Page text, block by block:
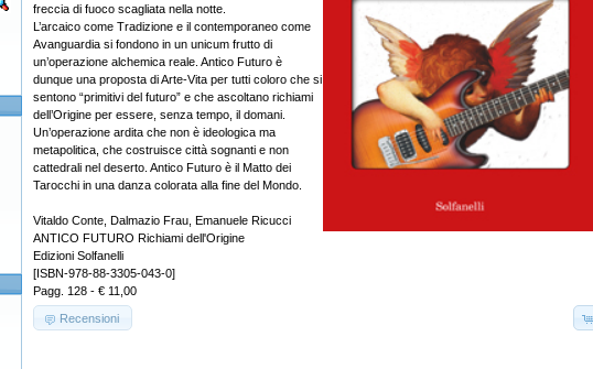
freccia di fuoco scagliata nella notte.
L’arcaico come Tradizione e il contemporaneo come
Avanguardia si fondono in un unicum frutto di
un’operazione alchemica reale. Antico Futuro è
dunque una proposta di Arte-Vita per tutti coloro che si
sentono “primitivi del futuro” e che ascoltano richiami
dell’Origine per essere, senza tempo, il domani.
Un’operazione ardita che non è ideologica ma
metapolitica, che costruisce città sognanti e non
cattedrali nel deserto. Antico Futuro è il Matto dei
Tarocchi in una danza colorata alla fine del Mondo.
Vitaldo Conte, Dalmazio Frau, Emanuele Ricucci
ANTICO FUTURO Richiami dell'Origine
Edizioni Solfanelli
[ISBN-978-88-3305-043-0]
Pagg. 128 - € 11,00
Recensioni